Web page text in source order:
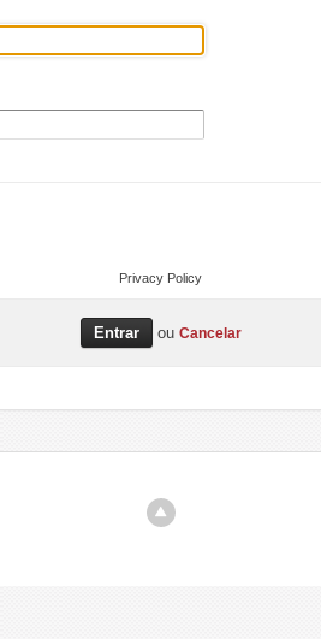
Privacy Policy
ou Cancelar